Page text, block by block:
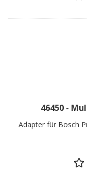
46450 -
Adapter für Bosch